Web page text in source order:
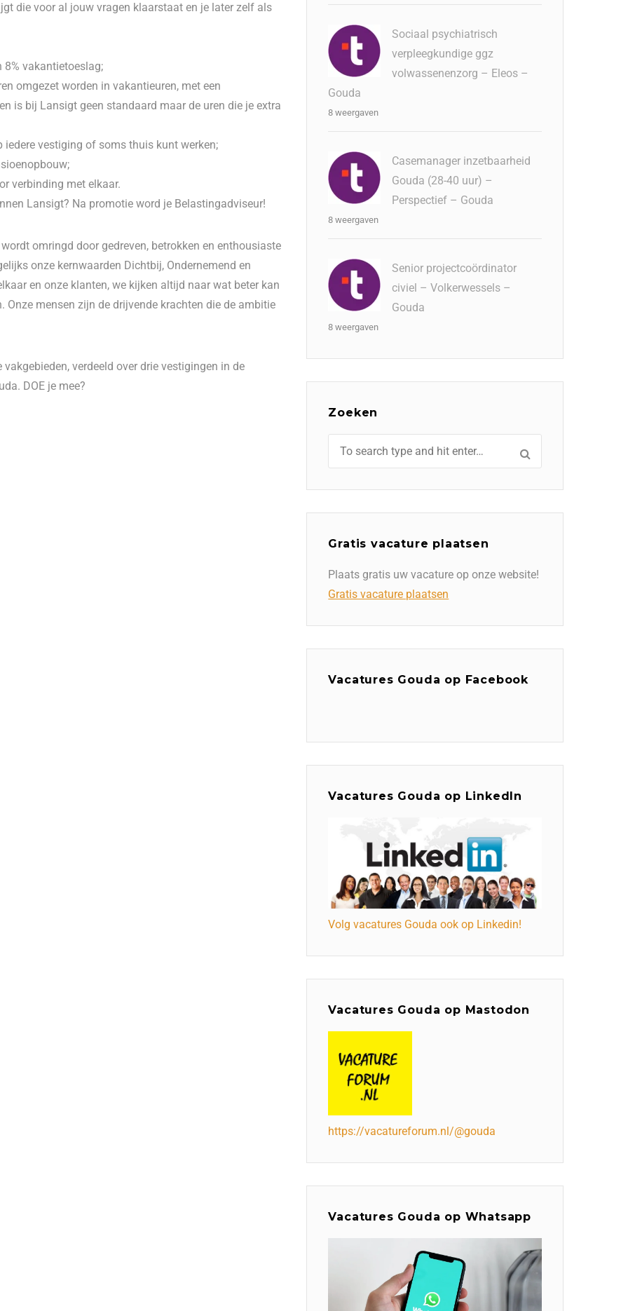
die voor al jouw vragen klaarstaat en je later zelf als
vakantietoeslag;
omgezet worden in vakantieuren, met een
is bij Lansigt geen standaard maar de uren die je extra
iedere vestiging of soms thuis kunt werken;
verbinding met elkaar.
Lansigt? Na promotie word je Belastingadviseur!
omringd door gedreven, betrokken en enthousiaste
onze kernwaarden Dichtbij, Ondernemend en
en onze klanten, we kijken altijd naar wat beter kan
mensen zijn de drijvende krachten die de ambitie
verdeeld over drie vestigingen in de
DOE je mee?
Sociaal psychiatrisch
verpleegkundige ggz
volwassenenzorg – Eleos –
Gouda
8 weergaven
Casemanager inzetbaarheid
Gouda (28-40 uur) –
Perspectief – Gouda
8 weergaven
Senior projectcoördinator
civiel – Volkerwessels –
Gouda
8 weergaven
Zoeken
Gratis vacature plaatsen
Plaats gratis uw vacature op onze website!
Gratis vacature plaatsen
Vacatures Gouda op Facebook
Vacatures Gouda op LinkedIn
Volg vacatures Gouda ook op Linkedin!
Vacatures Gouda op Mastodon
https://vacatureforum.nl/@gouda
Vacatures Gouda op Whatsapp